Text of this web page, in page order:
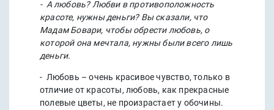
- А любовь? Любви в противоположность
красоте, нужны деньги? Вы сказали, что
Мадам Бовари, чтобы обрести любовь, о
которой она мечтала, нужны были всего лишь
деньги.
- Любовь – очень красивое чувство, только в
отличие от красоты, любовь, как прекрасные
полевые цветы, не произрастает у обочины.